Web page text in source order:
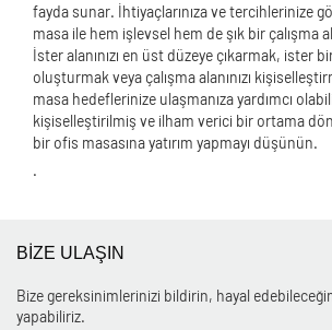
fayda sunar. İhtiyaçlarınıza ve tercihlerinize
masa ile hem işlevsel hem de şık bir çalışma
İster alanınızı en üst düzeye çıkarmak, ister
oluşturmak veya çalışma alanınızı
masa hedeflerinize ulaşmanıza yardımcı
kişiselleştirilmiş ve ilham verici bir ortama
bir ofis masasına yatırım yapmayı düşünün.
.
BİZE ULAŞIN
Bize gereksinimlerinizi bildirin, hayal
yapabiliriz.